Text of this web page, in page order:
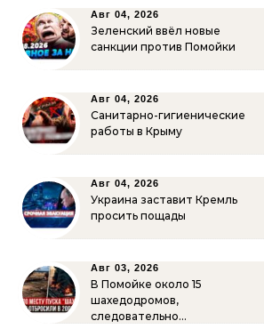
Авг 04, 2026
Зеленский ввёл новые
санкции против Помойки
Авг 04, 2026
Санитарно-гигиенические
работы в Крыму
Авг 04, 2026
Украина заставит Кремль
просить пощады
Авг 03, 2026
В Помойке около 15
шахедодромов,
следовательно…